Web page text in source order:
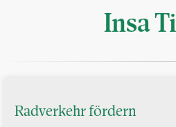
Insa
Radverkehr fördern